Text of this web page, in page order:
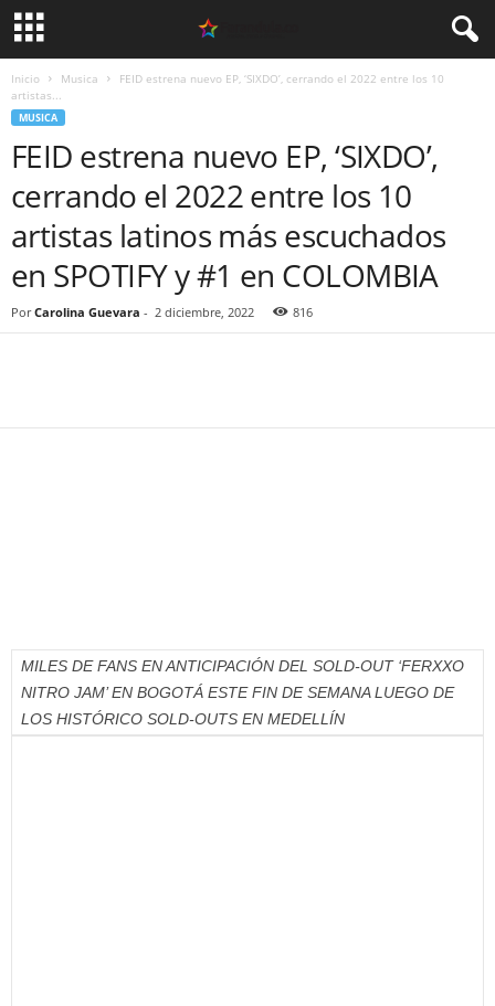
Inicio Musica
FEID estrena nuevo EP, ‘SIXDO’, cerrando el 2022 entre los 10
artistas...
MUSICA
FEID estrena nuevo EP, ‘SIXDO’,
cerrando el 2022 entre los 10
artistas latinos más escuchados
en SPOTIFY y #1 en COLOMBIA
Por Carolina Guevara - 2 diciembre, 2022 816
MILES DE FANS EN ANTICIPACIÓN DEL SOLD-OUT ‘FERXXO
NITRO JAM’ EN BOGOTÁ ESTE FIN DE SEMANA LUEGO DE
LOS HISTÓRICO SOLD-OUTS EN MEDELLÍN